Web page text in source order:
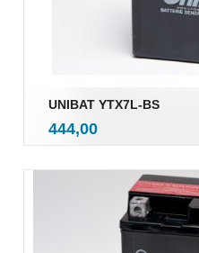
UNIBAT YTX7L-BS
Pris
444,00mva.